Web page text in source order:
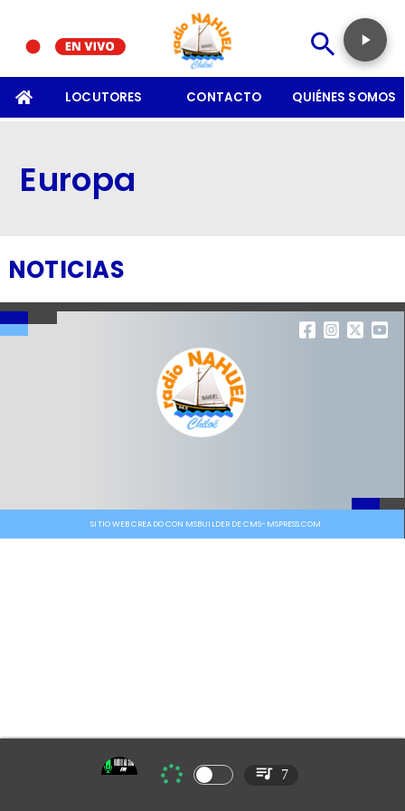
LOCUTORES CONTACTO QUIÉNES SOMOS
Europa
NOTICIAS
SITIO WEB CREADO CON MSBUILDER DE CMS-MSPRESS.COM
7